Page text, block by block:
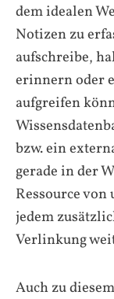
dem idealen
Notizen zu
aufschreibe,
erinnern oder
aufgreifen
bzw. ein
gerade in der
Ressource
jedem
Verlinkung
Auch zu